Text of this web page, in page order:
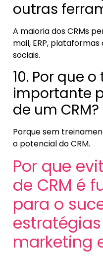
outras
A maioria dos CRMs
mail, ERP,
sociais.
10. Por que
importante
de um CRM?
Porque sem
o potencial do CRM.
Por que
de CRM é
para o
marketing